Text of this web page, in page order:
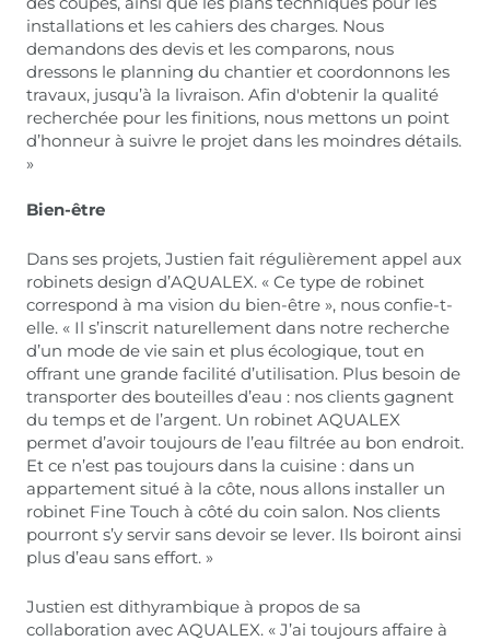
installations et les cahiers des charges. Nous
demandons des devis et les comparons, nous
dressons le planning du chantier et coordonnons les
travaux, jusqu’à la livraison. Afin d'obtenir la qualité
recherchée pour les finitions, nous mettons un point
d’honneur à suivre le projet dans les moindres détails.
»
Bien-être
Dans ses projets, Justien fait régulièrement appel aux
robinets design d’AQUALEX. « Ce type de robinet
correspond à ma vision du bien-être », nous confie-t-
elle. « Il s’inscrit naturellement dans notre recherche
d’un mode de vie sain et plus écologique, tout en
offrant une grande facilité d’utilisation. Plus besoin de
transporter des bouteilles d’eau : nos clients gagnent
du temps et de l’argent. Un robinet AQUALEX
permet d’avoir toujours de l’eau filtrée au bon endroit.
Et ce n’est pas toujours dans la cuisine : dans un
appartement situé à la côte, nous allons installer un
robinet Fine Touch à côté du coin salon. Nos clients
pourront s’y servir sans devoir se lever. Ils boiront ainsi
plus d’eau sans effort. »
Justien est dithyrambique à propos de sa
collaboration avec AQUALEX. « J’ai toujours affaire à